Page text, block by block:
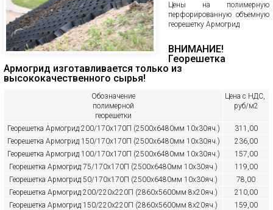
Цены на полимерную
перфорированную объемную
георешетку Армогрид
ВНИМАНИЕ!
Георешетка
Армогрид изготавливается только из
высококачественного сырья!
Обозначение
полимерной
георешетки
Цена с НДС,
руб/м2
Георешетка Армогрид 200/170х170П (2500х6480мм 10х30яч.)
311,00
Георешетка Армогрид 150/170х170П (2500х6480мм 10х30яч.)
236,00
Георешетка Армогрид 100/170х170П (2500х6480мм 10х30яч.)
157,00
Георешетка Армогрид 75/170х170П (2500х6480мм 10х30яч.)
119,00
Георешетка Армогрид 50/170х170П (2500х6480мм 10х30яч.)
78,00
Георешетка Армогрид 200/220х220П (2860х5600мм 8х20яч.)
210,00
Георешетка Армогрид 150/220х220П (2860х5600мм 8х20яч.)
159,00